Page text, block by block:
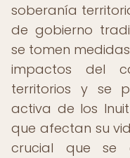
soberanía
de gobierno
se tomen
impactos del
territorios y se
activa de los
que afectan su
crucial que se